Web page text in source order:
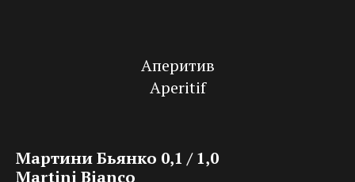
Аперитив
Aperitif
Мартини Бьянко 0,1 / 1,0
Martini Bianco